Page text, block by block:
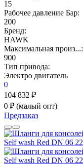
15
Рабочее давление Бар:
200
Бренд:
HAWK
Максимальная произ...:
900
Тип привода:
Электро двигатель
0
104 832 ₽
0 ₽ (малый опт)
Предзаказ